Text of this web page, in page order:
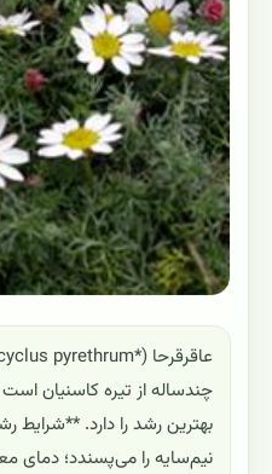
چندساله از تیره کاسنیان
بهترین رشد را دارد. **شرایط
نیم‌سایه را می‌پسندد؛ دمای